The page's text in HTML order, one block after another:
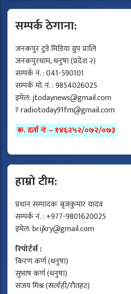
सम्पर्क ठेगाना:
जनकपुर टुडे मिडिया ग्रुप प्रालि
जनकपुरधाम, धनुषा (प्रदेश २)
सम्पर्क नं. : 041-590101
सम्पर्क मो. नं. : 9854026025
इमेल:jtodaynews@gmail.com
रradiotoday91fm@gmail.com
क. दर्ता नंः – १४६२५२/०७२/०७३
हाम्रो टीम:
प्रधान सम्पादकः बृजकुमार यादव
सम्पर्क नं. : +977-9801620025
इमेल:brijkry@gmail.com
रिपोर्टर्स :
किरण कर्ण (धनुषा)
सुभाष कर्ण (धनुषा)
संजय मिश्र (सर्लाही/रौतहट)